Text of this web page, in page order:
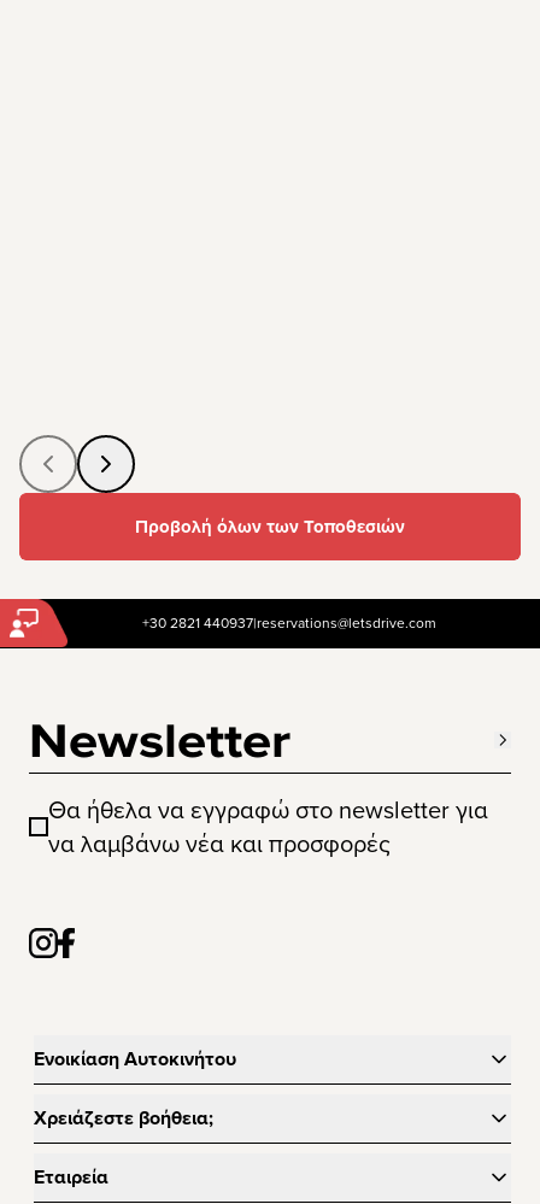
Προβολή όλων των Τοποθεσιών
+30 2821 440937|reservations@letsdrive.com
Newsletter
Θα ήθελα να εγγραφώ στο newsletter για
να λαμβάνω νέα και προσφορές
Ενοικίαση Αυτοκινήτου
Χρειάζεστε βοήθεια;
Εταιρεία